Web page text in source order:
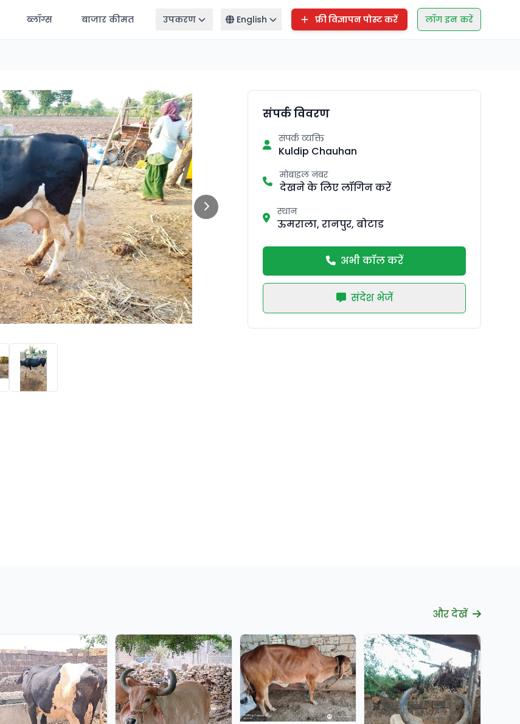
ब्लॉग्स बाजार कीमत उपकरण English फ्री विज्ञापन पोस्ट करें लॉग इन करें
संपर्क विवरण
संपर्क व्यक्ति
Kuldip Chauhan
मोबाइल नंबर
देखने के लिए लॉगिन करें
स्थान
ऊमराला, रानपुर, बोटाड
अभी कॉल करें
संदेश भेजें
और देखें